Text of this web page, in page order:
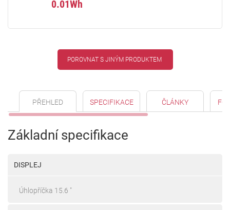
0.01Wh
POROVNAT S JINÝM PRODUKTEM
PŘEHLED SPECIFIKACE ČLÁNKY
Základní specifikace
DISPLEJ
Úhlopříčka 15.6 "